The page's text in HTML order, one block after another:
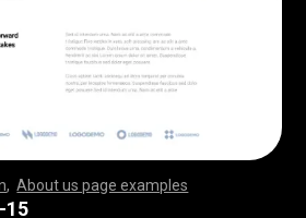
,About us page examples
,, ,,,,,,,,,,,,,,,,,,,,,,,,,,,
,, ,,,,,,,,,,,,,,,,,,,,,,,,,,,
,, ,,,,,,,,,,,,,,,,,,,,,,,,,,,
,, ,,,,,,,,,,,,,,,,,,,,,,,,,,,
,, ,,,,,,,,,,,,,,,,,,,,,,,,,,,
,, ,,,,,,,,,,,,,,,,,,,,,,,,,,,
,, ,,,,,,,,,,,,,,,,,,,,,,,,,,,
,, ,,,,,,,,,,,,
15